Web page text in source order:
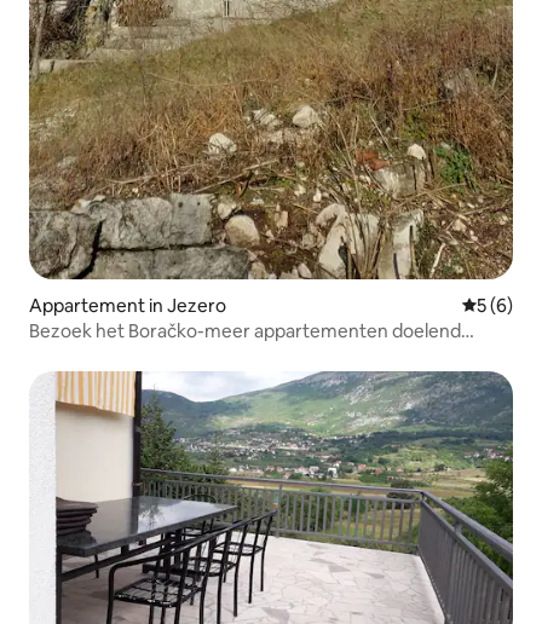
Appartement in Jezero
5 (6)
Bezoek het Boračko-meer appartementen doelend